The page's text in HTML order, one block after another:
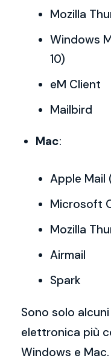
Mozilla
Windows
10)
eM Client
Mailbird
Mac:
Apple Mail
Microsoft
Mozilla
Airmail
Spark
Sono solo
elettronica più
Windows e